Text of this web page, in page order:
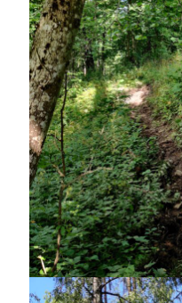
Sök
Senaste inläggen
KODEN ÄR KNÄCKT
PALLE; dagens hoppning!
UPPTÄCKSFÄRD
VI TRÄNAR VIDARE!
MYCKET FLUGOR
Kategorier